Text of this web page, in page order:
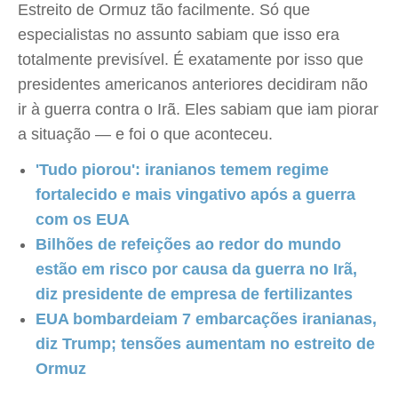
Estreito de Ormuz tão facilmente. Só que
especialistas no assunto sabiam que isso era
totalmente previsível. É exatamente por isso que
presidentes americanos anteriores decidiram não
ir à guerra contra o Irã. Eles sabiam que iam piorar
a situação — e foi o que aconteceu.
'Tudo piorou': iranianos temem regime
fortalecido e mais vingativo após a guerra
com os EUA
Bilhões de refeições ao redor do mundo
estão em risco por causa da guerra no Irã,
diz presidente de empresa de fertilizantes
EUA bombardeiam 7 embarcações iranianas,
diz Trump; tensões aumentam no estreito de
Ormuz